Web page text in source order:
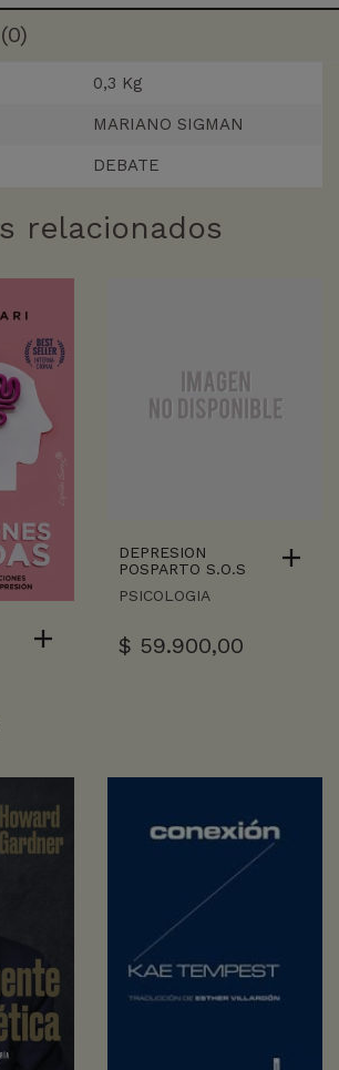
0,3 Kg
MARIANO SIGMAN
DEBATE
relacionados
DEPRESION
POSPARTO S.O.S
PSICOLOGIA
$ 59.900,00